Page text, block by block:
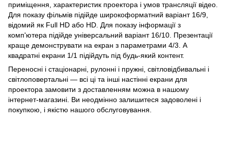
приміщення, характеристик проектора і умов трансляції відео.
Для показу фільмів підійде широкоформатний варіант 16/9,
відомий як Full HD або HD. Для показу інформації з
комп'ютера підійде універсальний варіант 16/10. Презентації
краще демонструвати на екран з параметрами 4/3. А
квадратні екрани 1/1 підійдуть під будь-який контент.
Переносні і стаціонарні, рулонні і пружні, світловідбивальні і
світлоповертальні — всі ці та інші настінні екрани для
проектора замовити з доставленням можна в нашому
інтернет-магазині. Ви неодмінно залишитеся задоволені і
покупкою, і якістю нашого обслуговування.